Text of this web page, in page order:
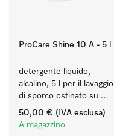
ProCare Shine 10 A - 5 l
detergente liquido,
alcalino, 5 l per il lavaggio
di sporco ostinato su
stoviglie, posate e
bicchieri.
50,00 € (IVA esclusa)
A magazzino